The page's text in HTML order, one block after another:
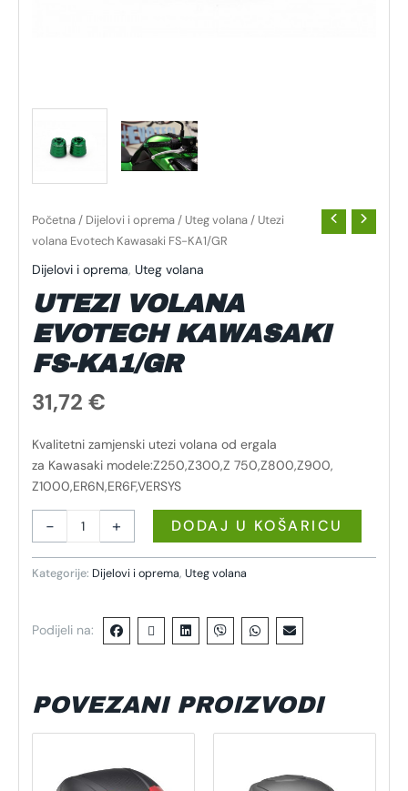
Početna / Dijelovi i oprema / Uteg volana / Utezi
volana Evotech Kawasaki FS-KA1/GR
Dijelovi i oprema, Uteg volana
UTEZI VOLANA
EVOTECH KAWASAKI
FS-KA1/GR
31,72 €
Kvalitetni zamjenski utezi volana od ergala
za Kawasaki modele:Z250,Z300,Z 750,Z800,Z900,
Z1000,ER6N,ER6F,VERSYS
- + DODAJ U KOŠARICU
Kategorije: Dijelovi i oprema, Uteg volana
Podijeli na:
POVEZANI PROIZVODI